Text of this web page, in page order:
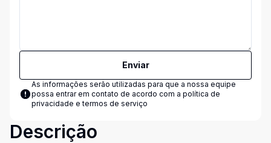
Enviar
As informações serão utilizadas para que a nossa equipe
possa entrar em contato de acordo com a política de
privacidade e termos de serviço
Descrição